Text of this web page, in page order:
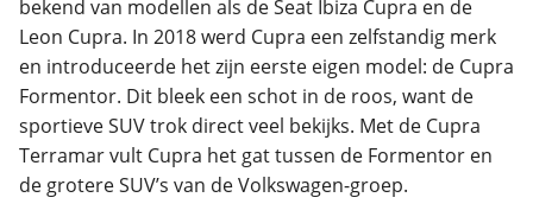
bekend van modellen als de Seat Ibiza Cupra en de
Leon Cupra. In 2018 werd Cupra een zelfstandig merk
en introduceerde het zijn eerste eigen model: de Cupra
Formentor. Dit bleek een schot in de roos, want de
sportieve SUV trok direct veel bekijks. Met de Cupra
Terramar vult Cupra het gat tussen de Formentor en
de grotere SUV’s van de Volkswagen-groep.